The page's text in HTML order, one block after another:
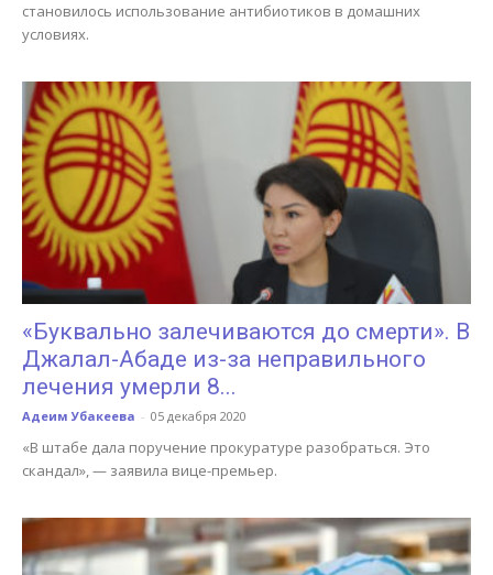
становилось использование антибиотиков в домашних
условиях.
«Буквально залечиваются до смерти». В
Джалал-Абаде из-за неправильного
лечения умерли 8...
Адеим Убакеева - 05 декабря 2020
«В штабе дала поручение прокуратуре разобраться. Это
скандал», — заявила вице-премьер.